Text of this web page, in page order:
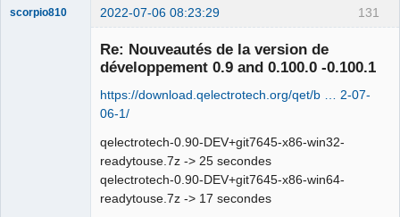
131
scorpio810 2022-07-06 08:23:29
Re: Nouveautés de la version de
développement 0.9 and 0.100.0 -0.100.1
https://download.qelectrotech.org/qet/b … 2-07-
06-1/
qelectrotech-0.90-DEV+git7645-x86-win32-
readytouse.7z -> 25 secondes
qelectrotech-0.90-DEV+git7645-x86-win64-
readytouse.7z -> 17 secondes